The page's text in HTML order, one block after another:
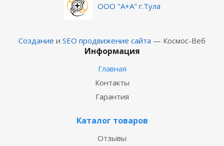
ООО "А+А" г.Тула
Создание и SEO продвижение сайта — Космос-Веб
Информация
Главная
Контакты
Гарантия
Каталог товаров
Отзывы